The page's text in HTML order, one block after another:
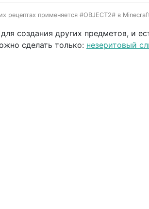
рецептах применяется #OBJECT2# в
создания других предметов, и
сделать только: незеритовый